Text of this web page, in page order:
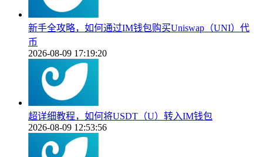
新手全攻略，如何通过IM钱包购买Uniswap（UNI）代
币
2026-08-09 17:19:20
超详细教程，如何将USDT（U）转入IM钱包
2026-08-09 12:53:56